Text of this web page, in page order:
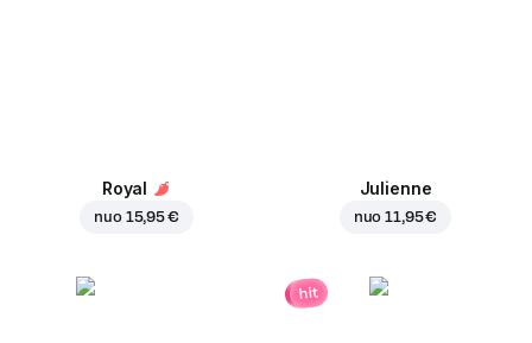
Royal
nuo 15,95 €
Julienne
nuo11,95 €
hit